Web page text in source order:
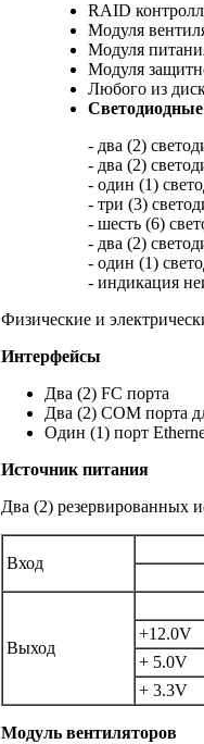
RAID
Модуля
Модуля
Модуля
Любого из
- два (2)
- два (2)
- один (1)
- три (3)
- шесть (6)
- два (2)
- один (1)
- индикация
Физические и
Интерфейсы
Два (2) FC порта
Два (2) COM порта
Один (1) порт
Источник питания
Два (2) резервированных
Вход
Выход
+12.0V
+ 5.0V
+ 3.3V
Модуль вентиляторов